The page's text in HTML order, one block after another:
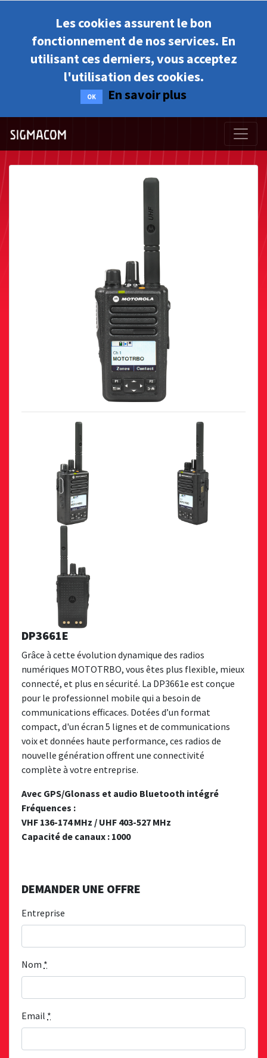
Les cookies assurent le bon
fonctionnement de nos services. En
utilisant ces derniers, vous acceptez
l'utilisation des cookies.
OK En savoir plus
DP3661E
Grâce à cette évolution dynamique des radios
numériques MOTOTRBO, vous êtes plus flexible, mieux
connecté, et plus en sécurité. La DP3661e est conçue
pour le professionnel mobile qui a besoin de
communications efficaces. Dotées d’un format
compact, d'un écran 5 lignes et de communications
voix et données haute performance, ces radios de
nouvelle génération offrent une connectivité
complète à votre entreprise.
Avec GPS/Glonass et audio Bluetooth intégré
Fréquences :
VHF 136-174 MHz / UHF 403-527 MHz
Capacité de canaux : 1000
DEMANDER UNE OFFRE
Entreprise
Nom *
Email *